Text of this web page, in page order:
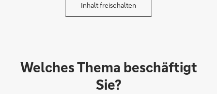
Inhalt freischalten
Welches Thema beschäftigt
Sie?